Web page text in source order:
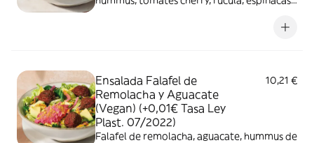
Ensalada Falafel de
Remolacha y Aguacate
(Vegan) (+0,01€ Tasa Ley
Plast. 07/2022)
10,21 €
Falafel de remolacha, aguacate, hummus de